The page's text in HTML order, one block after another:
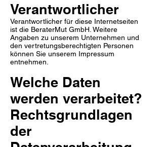
Verantwortlicher
Verantwortlicher für diese Internetseiten
ist die BeraterMut GmbH. Weitere
Angaben zu unserem Unternehmen und
den vertretungsberechtigten Personen
können Sie unserem Impressum
entnehmen.
Welche Daten
werden verarbeitet?
Rechtsgrundlagen
der